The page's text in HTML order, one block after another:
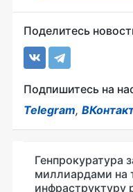
Поделитесь
Подпишитесь на
Telegram,
Генпрокуратура
миллиардами на
инфраструктуру